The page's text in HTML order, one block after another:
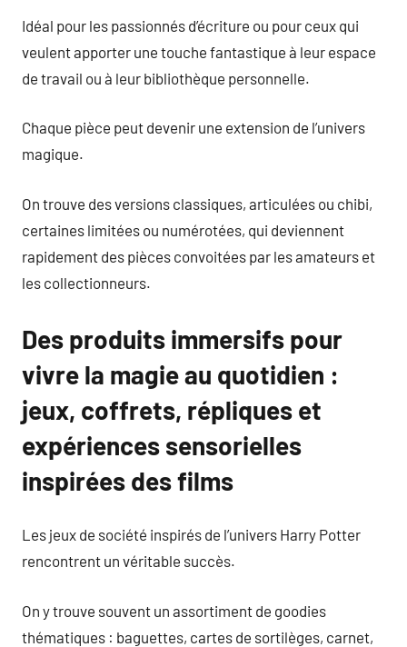
Idéal pour les passionnés d’écriture ou pour ceux qui
veulent apporter une touche fantastique à leur espace
de travail ou à leur bibliothèque personnelle.
Chaque pièce peut devenir une extension de l’univers
magique.
On trouve des versions classiques, articulées ou chibi,
certaines limitées ou numérotées, qui deviennent
rapidement des pièces convoitées par les amateurs et
les collectionneurs.
Des produits immersifs pour
vivre la magie au quotidien :
jeux, coffrets, répliques et
expériences sensorielles
inspirées des films
Les jeux de société inspirés de l’univers Harry Potter
rencontrent un véritable succès.
On y trouve souvent un assortiment de goodies
thématiques : baguettes, cartes de sortilèges, carnet,